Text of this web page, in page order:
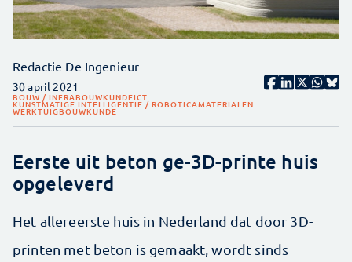
Redactie De Ingenieur
30 april 2021
BOUW / INFRABOUWKUNDEICT
KUNSTMATIGE INTELLIGENTIE / ROBOTICAMATERIALEN
WERKTUIGBOUWKUNDE
Eerste uit beton ge-3D-printe huis
opgeleverd
Het allereerste huis in Nederland dat door 3D-
printen met beton is gemaakt, wordt sinds